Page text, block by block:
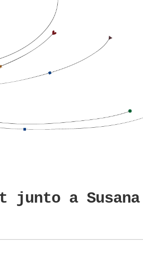
junto a Susana